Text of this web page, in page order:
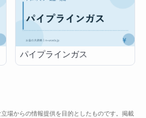
パイプラインガス
場からの情報提供を目的としたものです。掲載